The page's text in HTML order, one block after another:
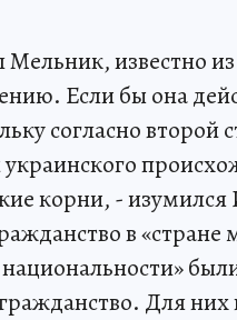
известно
Если бы она
согласно второй
корни, -
в
национальности»
Для них